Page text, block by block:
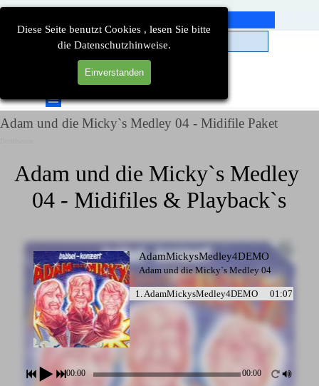
Diese Seite benutzt Cookies , lesen Sie bitte
die Datenschutzhinweise.
Einverstanden
Direkt zum Seiteninhalt
Menü überspringen
Adam und die Micky`s Medley 04 - Midifile Paket
Adam und die Micky`s Medley
04 - Midifiles & Playback`s
AdamMickysMedley4DEMO
Adam und die Micky`s Medley 04
1. AdamMickysMedley4DEMO 01:07
00:00 00:00